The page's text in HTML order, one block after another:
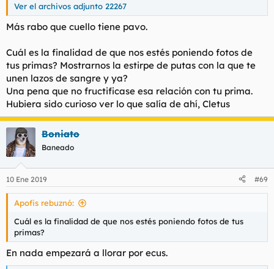
Ver el archivos adjunto 22267
Más rabo que cuello tiene pavo.
Cuál es la finalidad de que nos estés poniendo fotos de
tus primas? Mostrarnos la estirpe de putas con la que te
unen lazos de sangre y ya?
Una pena que no fructificase esa relación con tu prima.
Hubiera sido curioso ver lo que salía de ahí, Cletus
Boniato
Baneado
10 Ene 2019 #69
Apofis rebuznó:
Cuál es la finalidad de que nos estés poniendo fotos de tus
primas?
En nada empezará a llorar por ecus.